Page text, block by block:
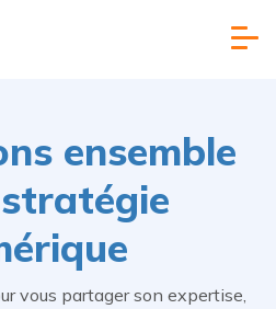
ensemble
vous partager son expertise,